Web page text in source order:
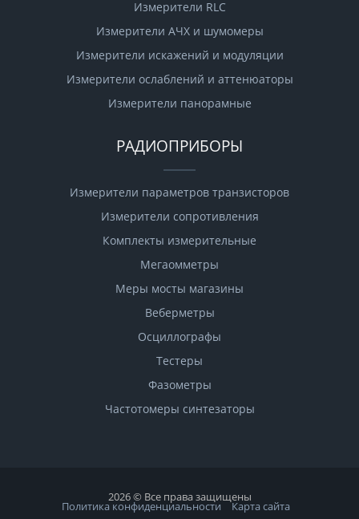
Измерители RLC
Измерители АЧХ и шумомеры
Измерители искажений и модуляции
Измерители ослаблений и аттенюаторы
Измерители панорамные
РАДИОПРИБОРЫ
Измерители параметров транзисторов
Измерители сопротивления
Комплекты измерительные
Мегаомметры
Меры мосты магазины
Веберметры
Осциллографы
Тестеры
Фазометры
Чаcтотомеры синтезаторы
2026 © Все права защищены
Политика конфиденциальности Карта сайта